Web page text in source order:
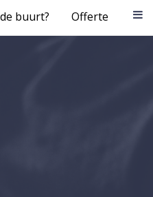
buurt? Offerte